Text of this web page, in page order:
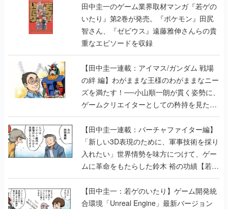
田中圭一のゲーム業界取材マンガ『若ゲの
いたり』第2巻が発売。『ポケモン』田尻
智さん、『ゼビウス』遠藤雅伸さんらの貴
重なエピソードを収録
【田中圭一連載：アイマス/ガンダム 戦場
の絆 編】わがままな王様のわがままなニー
ズを満たす！──小山順一朗が貫く姿勢に、
ゲームクリエイターとしての矜持を見た
【若ゲのいたり最終回】
【田中圭一連載：バーチャファイター編】
「新しい3D表現のために、軍事技術を採り
入れたい」世界情勢を味方につけて、ゲー
ムに革命をもたらした鈴木 裕の功績【若ゲ
のいたり】
【田中圭一：若ゲのいたり】ゲーム開発統
合環境「Unreal Engine」最新バージョン